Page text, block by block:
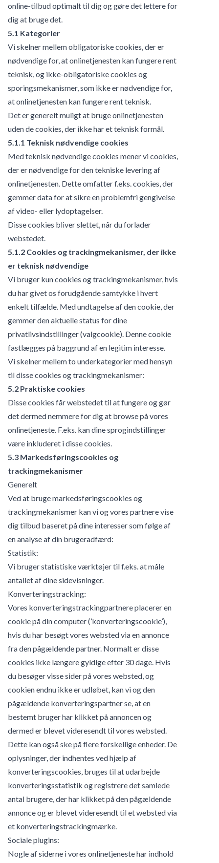
online-tilbud optimalt til dig og gøre det lettere for
dig at bruge det.
5.1 Kategorier
Vi skelner mellem obligatoriske cookies, der er
nødvendige for, at onlinetjenesten kan fungere rent
teknisk, og ikke-obligatoriske cookies og
sporingsmekanismer, som ikke er nødvendige for,
at onlinetjenesten kan fungere rent teknisk.
Det er generelt muligt at bruge onlinetjenesten
uden de cookies, der ikke har et teknisk formål.
5.1.1 Teknisk nødvendige cookies
Med teknisk nødvendige cookies mener vi cookies,
der er nødvendige for den tekniske levering af
onlinetjenesten. Dette omfatter f.eks. cookies, der
gemmer data for at sikre en problemfri gengivelse
af video- eller lydoptagelser.
Disse cookies bliver slettet, når du forlader
webstedet.
5.1.2 Cookies og trackingmekanismer, der ikke
er teknisk nødvendige
Vi bruger kun cookies og trackingmekanismer, hvis
du har givet os forudgående samtykke i hvert
enkelt tilfælde. Med undtagelse af den cookie, der
gemmer den aktuelle status for dine
privatlivsindstillinger (valgcookie). Denne cookie
fastlægges på baggrund af en legitim interesse.
Vi skelner mellem to underkategorier med hensyn
til disse cookies og trackingmekanismer:
5.2 Praktiske cookies
Disse cookies får webstedet til at fungere og gør
det dermed nemmere for dig at browse på vores
onlinetjeneste. F.eks. kan dine sprogindstillinger
være inkluderet i disse cookies.
5.3 Markedsføringscookies og
trackingmekanismer
Generelt
Ved at bruge markedsføringscookies og
trackingmekanismer kan vi og vores partnere vise
dig tilbud baseret på dine interesser som følge af
en analyse af din brugeradfærd:
Statistik:
Vi bruger statistiske værktøjer til f.eks. at måle
antallet af dine sidevisninger.
Konverteringstracking:
Vores konverteringstrackingpartnere placerer en
cookie på din computer (’konverteringscookie’),
hvis du har besøgt vores websted via en annonce
fra den pågældende partner. Normalt er disse
cookies ikke længere gyldige efter 30 dage. Hvis
du besøger visse sider på vores websted, og
cookien endnu ikke er udløbet, kan vi og den
pågældende konverteringspartner se, at en
bestemt bruger har klikket på annoncen og
dermed er blevet videresendt til vores websted.
Dette kan også ske på flere forskellige enheder. De
oplysninger, der indhentes ved hjælp af
konverteringscookies, bruges til at udarbejde
konverteringsstatistik og registrere det samlede
antal brugere, der har klikket på den pågældende
annonce og er blevet videresendt til et websted via
et konverteringstrackingmærke.
Sociale plugins:
Nogle af siderne i vores onlinetjeneste har indhold